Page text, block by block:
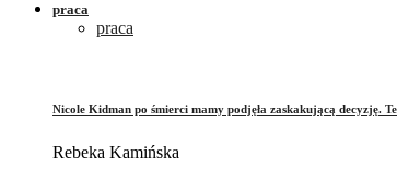
praca
praca
Nicole Kidman po śmierci mamy podjęła zaskakującą decyzję.
Rebeka Kamińska